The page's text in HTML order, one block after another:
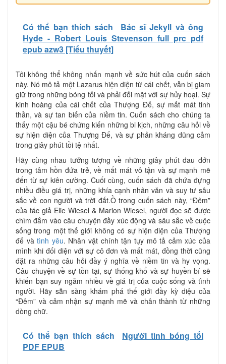
Có thể bạn thích sách
Bác sĩ Jekyll và ông
Hyde - Robert Louis Stevenson full prc pdf
epub azw3 [Tiểu thuyết]
Tôi không thể không nhấn mạnh về sức hút của cuốn sách
này. Nó mô tả một Lazarus hiện diện từ cái chết, vẫn bị giam
giữ trong những bóng tối và phải đối mặt với sự hủy hoại. Sự
kinh hoàng của cái chết của Thượng Đế, sự mất mát tinh
thần, và sự tan biến của niềm tin. Cuốn sách cho chúng ta
thấy một cậu bé chứng kiến ​​những bi kịch, những câu hỏi về
sự hiện diện của Thượng Đế, và sự phản kháng dũng cảm
trong giây phút tồi tệ nhất.
Hãy cùng nhau tưởng tượng về những giây phút đau đớn
trong tâm hồn đứa trẻ, về mất mát vô tận và sự mạnh mẽ
đến từ sự kiên cường. Cuối cùng, cuốn sách đã chứa đựng
nhiều điều giá trị, những khía cạnh nhân văn và suy tư sâu
sắc về con người và trời đất.Ồ trong cuốn sách này, “Đêm”
của tác giả Elie Wiesel & Marion Wiesel, người đọc sẽ được
chìm đắm vào câu chuyện đầy xúc động và sâu sắc về cuộc
sống trong một thế giới không có sự hiện diện của Thượng
đế vàtình yêu. Nhân vật chính tận tụy mô tả cảm xúc của
mình khi đối diện với sự cô đơn và mất mát, đồng thời cũng
đặt ra những câu hỏi đầy ý nghĩa về niềm tin và hy vọng.
Câu chuyện về sự tồn tại, sự thống khổ và sự huyền bí sẽ
khiến bạn suy ngẫm nhiều về giá trị của cuộc sống và tình
người. Hãy sẵn sàng khám phá thế giới đầy kỳ diệu của
“Đêm” và cảm nhận sự mạnh mẽ và chân thành từ những
dòng chữ.
Có thể bạn thích sách
Người tình bóng tối
PDF EPUB